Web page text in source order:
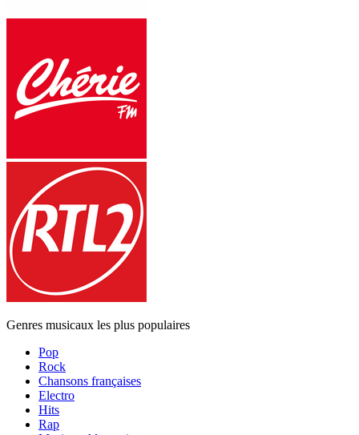
Genres musicaux les plus populaires
Pop
Rock
Chansons françaises
Electro
Hits
Rap